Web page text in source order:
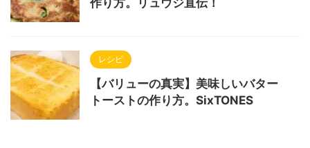
レシピ
【バリューの真実】美味しいバター
トーストの作り方。SixTONES